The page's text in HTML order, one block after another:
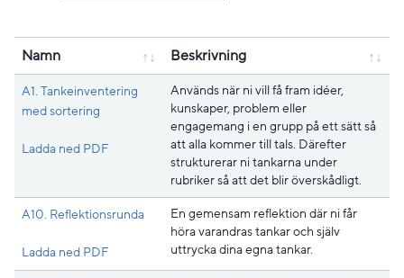
Namn Beskrivning
A1. Tankeinventering
med sortering
Ladda ned PDFPdf, 174.8 kB, öppnas i nytt fönster.
Används när ni vill få fram idéer,
kunskaper, problem eller
engagemang i en grupp på ett sätt så
att alla kommer till tals. Därefter
strukturerar ni tankarna under
rubriker så att det blir överskådligt.
A10. Reflektionsrunda
Ladda ned PDFPdf, 203.8 kB, öppnas i nytt fönster.
En gemensam reflektion där ni får
höra varandras tankar och själv
uttrycka dina egna tankar.